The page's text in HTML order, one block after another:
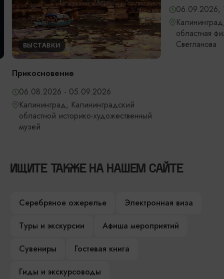
ВЫСТАВКИ
Прикосновение
06.08.2026 - 05.09.2026
Калининград, Калининградский
областной историко-художественный
музей
06.09.2026,
областная
Светланова
ИЩИТЕ ТАКЖЕ НА НАШЕМ САЙТЕ
Серебряное ожерелье
Электронная виза
Туры и экскурсии
Афиша мероприятий
Сувениры
Гостевая книга
Гиды и экскурсоводы